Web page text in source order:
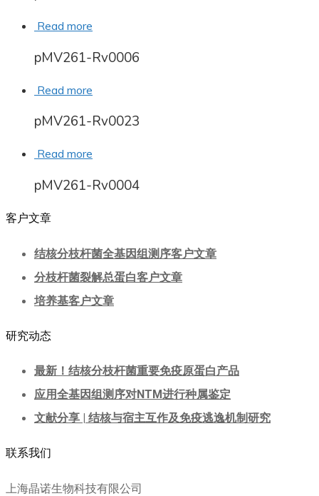
Read more
pMV261-Rv0006
Read more
pMV261-Rv0023
Read more
pMV261-Rv0004
客户文章
结核分枝杆菌全基因组测序客户文章
分枝杆菌裂解总蛋白客户文章
培养基客户文章
研究动态
最新！结核分枝杆菌重要免疫原蛋白产品
应用全基因组测序对NTM进行种属鉴定
文献分享 | 结核与宿主互作及免疫逃逸机制研究
联系我们
上海晶诺生物科技有限公司